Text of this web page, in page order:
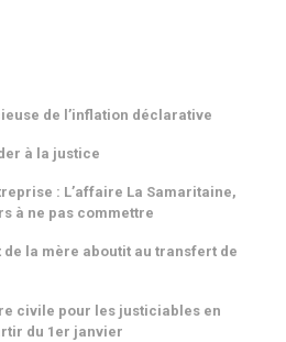
de l’inflation déclarative
à la justice
: L’affaire La Samaritaine,
à ne pas commettre
de la mère aboutit au transfert de
civile pour les justiciables en
du 1er janvier
AU TRIBUNAL JUDICIAIRE DE
de communication électronique
d'actes de procédure pénale établis
par la voie de réquisitions.